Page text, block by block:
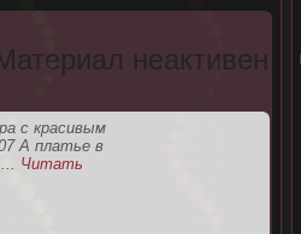
неактивен
с красивым
А платье в
... Читать